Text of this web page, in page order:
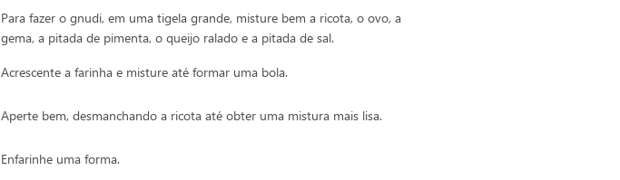
Para fazer o gnudi, em uma tigela grande, misture bem a ricota, o ovo, a
gema, a pitada de pimenta, o queijo ralado e a pitada de sal.
Acrescente a farinha e misture até formar uma bola.
Aperte bem, desmanchando a ricota até obter uma mistura mais lisa.
Enfarinhe uma forma.